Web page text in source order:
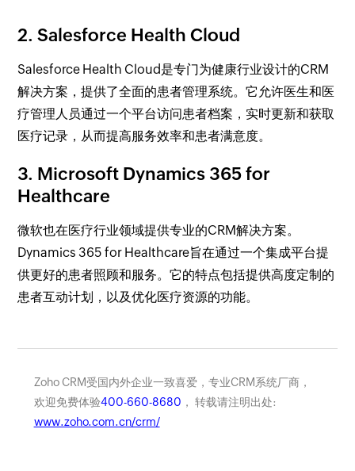
2. Salesforce Health Cloud
Salesforce Health Cloud是专门为健康行业设计的CRM
解决方案，提供了全面的患者管理系统。它允许医生和医
疗管理人员通过一个平台访问患者档案，实时更新和获取
医疗记录，从而提高服务效率和患者满意度。
3. Microsoft Dynamics 365 for
Healthcare
微软也在医疗行业领域提供专业的CRM解决方案。
Dynamics 365 for Healthcare旨在通过一个集成平台提
供更好的患者照顾和服务。它的特点包括提供高度定制的
患者互动计划，以及优化医疗资源的功能。
Zoho CRM受国内外企业一致喜爱，专业CRM系统厂商，
欢迎免费体验400-660-8680 ， 转载请注明出处:
www.zoho.com.cn/crm/